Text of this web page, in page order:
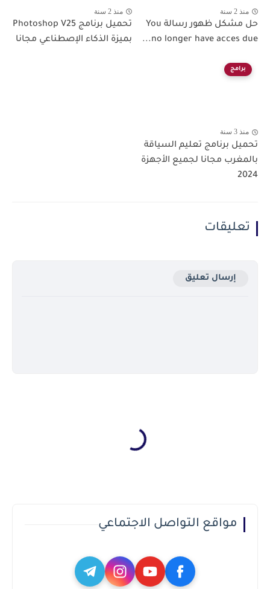
منذ 2 سنة
حل مشكل ظهور رسالة You
no longer have acces due...
منذ 2 سنة
تحميل برنامج Photoshop V25
بميزة الذكاء الإصطناعي مجانا
برامج
منذ 3 سنة
تحميل برنامج تعليم السياقة
بالمغرب مجانا لجميع الأجهزة
2024
تعليقات
إرسال تعليق
مواقع التواصل الاجتماعي